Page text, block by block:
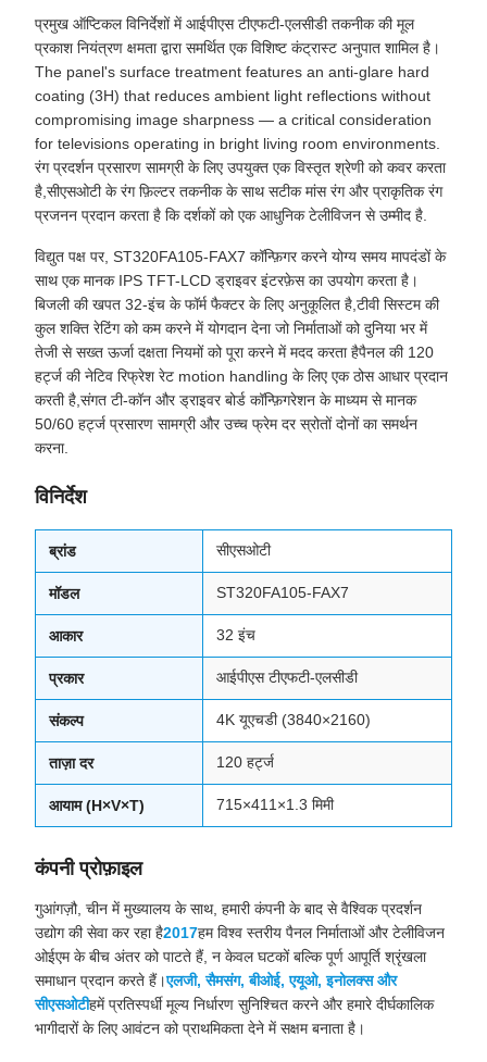
प्रमुख ऑप्टिकल विनिर्देशों में आईपीएस टीएफटी-एलसीडी तकनीक की मूल
प्रकाश नियंत्रण क्षमता द्वारा समर्थित एक विशिष्ट कंट्रास्ट अनुपात शामिल है।
The panel's surface treatment features an anti-glare hard
coating (3H) that reduces ambient light reflections without
compromising image sharpness — a critical consideration
for televisions operating in bright living room environments.
रंग प्रदर्शन प्रसारण सामग्री के लिए उपयुक्त एक विस्तृत श्रेणी को कवर करता
है,सीएसओटी के रंग फ़िल्टर तकनीक के साथ सटीक मांस रंग और प्राकृतिक रंग
प्रजनन प्रदान करता है कि दर्शकों को एक आधुनिक टेलीविजन से उम्मीद है.
विद्युत पक्ष पर, ST320FA105-FAX7 कॉन्फ़िगर करने योग्य समय मापदंडों के
साथ एक मानक IPS TFT-LCD ड्राइवर इंटरफ़ेस का उपयोग करता है।
बिजली की खपत 32-इंच के फॉर्म फैक्टर के लिए अनुकूलित है,टीवी सिस्टम की
कुल शक्ति रेटिंग को कम करने में योगदान देना जो निर्माताओं को दुनिया भर में
तेजी से सख्त ऊर्जा दक्षता नियमों को पूरा करने में मदद करता हैपैनल की 120
हर्ट्ज की नेटिव रिफ्रेश रेट motion handling के लिए एक ठोस आधार प्रदान
करती है,संगत टी-कॉन और ड्राइवर बोर्ड कॉन्फ़िगरेशन के माध्यम से मानक
50/60 हर्ट्ज प्रसारण सामग्री और उच्च फ्रेम दर स्रोतों दोनों का समर्थन
करना.
विनिर्देश
ब्रांड सीएसओटी
मॉडल ST320FA105-FAX7
आकार 32 इंच
प्रकार आईपीएस टीएफटी-एलसीडी
संकल्प 4K यूएचडी (3840×2160)
ताज़ा दर 120 हर्ट्ज
आयाम (H×V×T) 715×411×1.3 मिमी
कंपनी प्रोफ़ाइल
गुआंगज़ौ, चीन में मुख्यालय के साथ, हमारी कंपनी के बाद से वैश्विक प्रदर्शन
उद्योग की सेवा कर रहा है2017हम विश्व स्तरीय पैनल निर्माताओं और टेलीविजन
ओईएम के बीच अंतर को पाटते हैं, न केवल घटकों बल्कि पूर्ण आपूर्ति श्रृंखला
समाधान प्रदान करते हैं।एलजी, सैमसंग, बीओई, एयूओ, इनोलक्स और
सीएसओटीहमें प्रतिस्पर्धी मूल्य निर्धारण सुनिश्चित करने और हमारे दीर्घकालिक
भागीदारों के लिए आवंटन को प्राथमिकता देने में सक्षम बनाता है।